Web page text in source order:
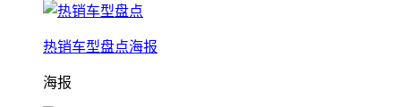
热销车型盘点海报
海报